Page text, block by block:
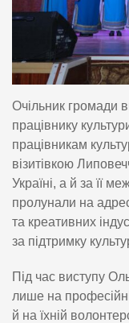
Очільник громади
працівнику
працівникам
візитівкою
Україні, а й за її
пролунали на
та креативних
за підтримку
Під час виступу
лише на
й на їхній